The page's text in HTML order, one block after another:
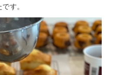
す。